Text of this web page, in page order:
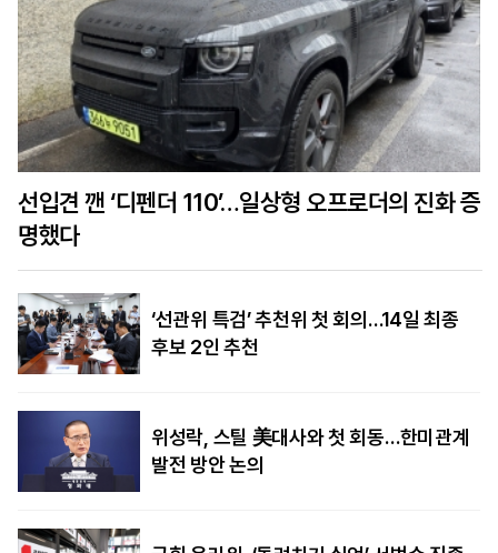
선입견 깬 ‘디펜더 110’…일상형 오프로더의 진화 증
명했다
‘선관위 특검’ 추천위 첫 회의…14일 최종
후보 2인 추천
위성락, 스틸 美대사와 첫 회동…한미관계
발전 방안 논의